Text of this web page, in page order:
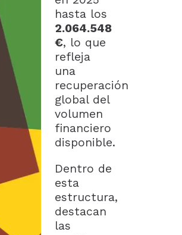
hasta los
2.064.548
€, lo que
refleja
una
recuperación
global del
volumen
financiero
disponible.
Dentro de
esta
estructura,
destacan
las